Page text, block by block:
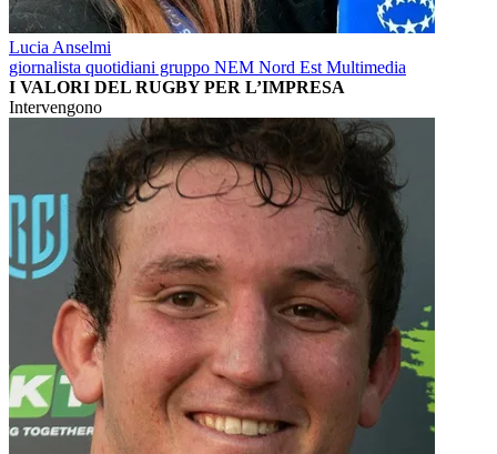
Lucia Anselmi
giornalista quotidiani gruppo NEM Nord Est Multimedia
I VALORI DEL RUGBY PER L’IMPRESA
Intervengono